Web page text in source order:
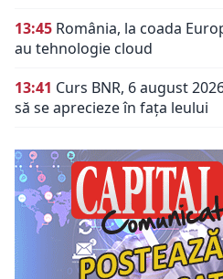
13:45 România, la coada
au tehnologie cloud
13:41 Curs BNR, 6 august
să se aprecieze în fața leului